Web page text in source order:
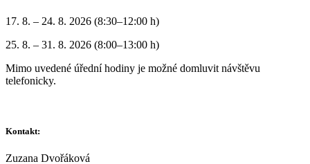
17. 8. – 24. 8. 2026 (8:30–12:00 h)
25. 8. – 31. 8. 2026 (8:00–13:00 h)
Mimo uvedené úřední hodiny je možné domluvit návštěvu
telefonicky.
Kontakt:
Zuzana Dvořáková